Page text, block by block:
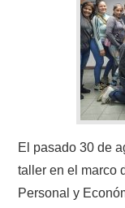
El pasado 30 de
taller en el marco
Personal y